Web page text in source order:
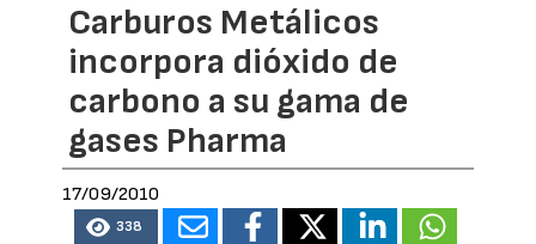
Carburos Metálicos
incorpora dióxido de
carbono a su gama de
gases Pharma
17/09/2010
338